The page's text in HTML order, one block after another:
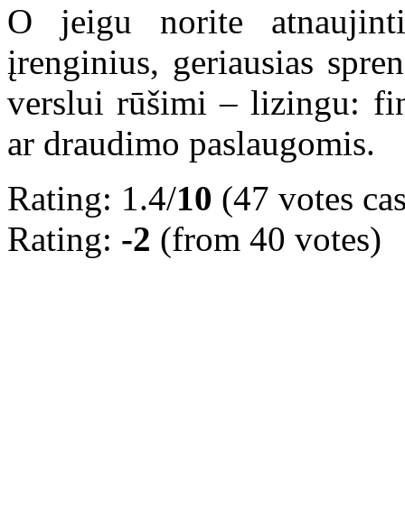
O jeigu norite
įrenginius, geriausias
verslui rūšimi – lizingu:
ar draudimo paslaugomis.
Rating: 1.4/10 (47 votes
Rating: -2 (from 40 votes)